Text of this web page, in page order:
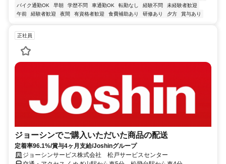
バイク通勤OK
早朝 学歴不問 車通勤OK 転勤なし 経験不問
未経験者歓迎
午前
経験者歓迎 夜間 有資格者歓迎 食費補助あり 研修あり 夕方 賞与あり
正社員
ジョーシンでご購入いただいた商品の配送
定着率96.1%/賞与4ヶ月支給/Joshinグループ
ジョーシンサービス株式会社 松戸サービスセンター